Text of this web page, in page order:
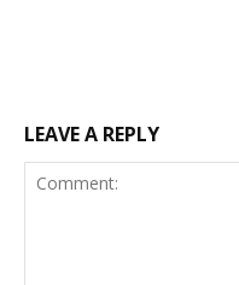
LEAVE A REPLY